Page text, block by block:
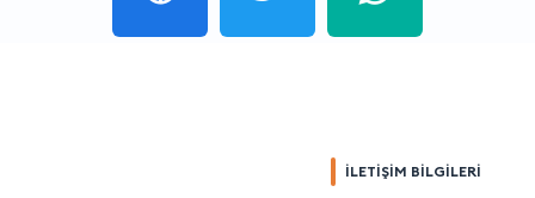
İLETİŞİM BİLGİLERİ